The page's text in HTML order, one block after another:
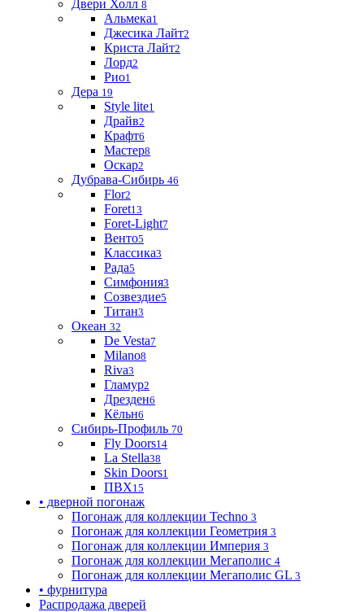
Двери Холл 8
Альмека1
Джесика Лайт2
Криста Лайт2
Лорд2
Рио1
Дера 19
Style lite1
Драйв2
Крафт6
Мастер8
Оскар2
Дубрава-Сибирь 46
Flor2
Foret13
Foret-Light7
Венто5
Классика3
Рада5
Симфония3
Созвездие5
Титан3
Океан 32
De Vesta7
Milano8
Riva3
Гламур2
Дрезден6
Кёльн6
Сибирь-Профиль 70
Fly Doors14
La Stella38
Skin Doors1
ПВХ15
• дверной погонаж
Погонаж для коллекции Techno 3
Погонаж для коллекции Геометрия 3
Погонаж для коллекции Империя 3
Погонаж для коллекции Мегаполис 4
Погонаж для коллекции Мегаполис GL 3
• фурнитура
Распродажа дверей